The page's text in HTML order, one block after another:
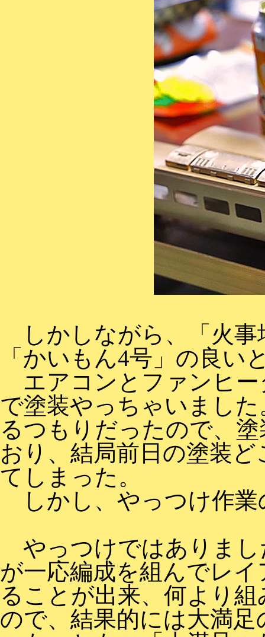
しかしながら、「火事
「かいもん4号」の良い
エアコンとファンヒー
で塗装やっちゃいまし
るつもりだったので、
おり、結局前日の塗装
てしまった。
しかし、やっつけ作業
やっつけではありまし
が一応編成を組んでレ
ることが出来、何より
ので、結果的には大満